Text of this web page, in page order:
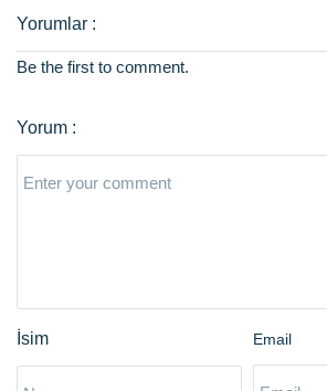
Be the first to comment.
Email